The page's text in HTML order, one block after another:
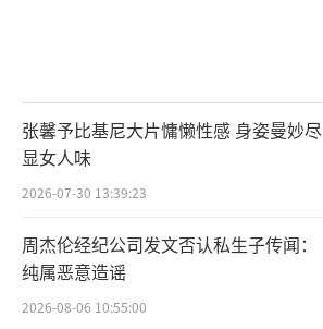
张馨予比基尼大片慵懒性感 身姿曼妙尽
显女人味
2026-07-30 13:39:23
周杰伦经纪公司发文否认私生子传闻：
纯属恶意造谣
2026-08-06 10:55:00